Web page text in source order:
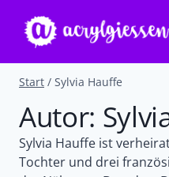
Inhalt
springen
Start / Sylvia Hauffe
Autor:
Sylvia Hauffe ist
Tochter und drei